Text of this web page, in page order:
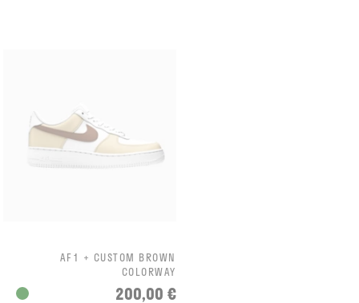
AF1 + CUSTOM BROWN
COLORWAY
200,00 €